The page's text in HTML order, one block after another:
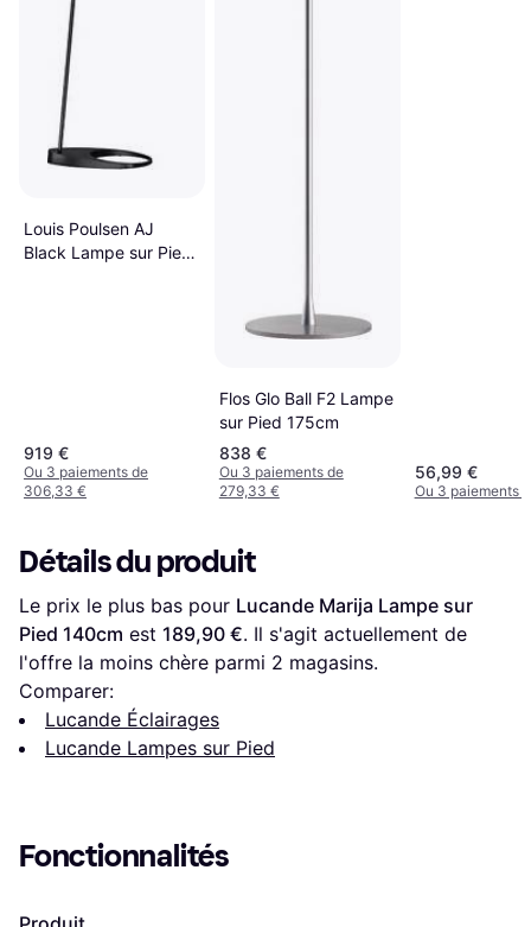
Louis Poulsen AJ
Black Lampe sur Pied
919 €
Ou 3 paiements de
306,33 €
Flos Glo Ball F2 Lampe
sur Pied 175cm
838 €
Ou 3 paiements de
279,33 €
56,99 €
Ou 3 paiements
Détails du produit
Le prix le plus bas pour Lucande Marija Lampe sur
Pied 140cm est 189,90 €. Il s'agit actuellement de
l'offre la moins chère parmi 2 magasins.
Comparer:
Lucande Éclairages
Lucande Lampes sur Pied
Fonctionnalités